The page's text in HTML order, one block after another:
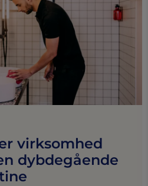
virksomhed
dybdegående